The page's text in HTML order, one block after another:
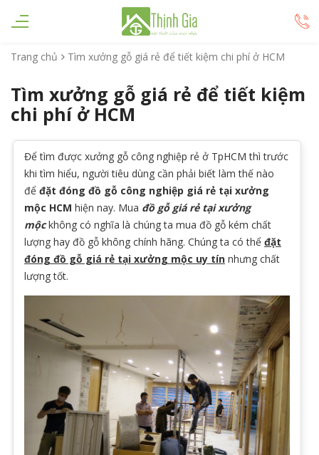
Trang chủ Tìm xưởng gỗ giá rẻ để tiết kiệm chi phí ở HCM
Tìm xưởng gỗ giá rẻ để tiết kiệm
chi phí ở HCM
Để tìm được xưởng gỗ công nghiệp rẻ ở TpHCM thì trước
khi tìm hiểu, người tiêu dùng cần phải biết làm thế nào
để đặt đóng đồ gỗ công nghiệp giá rẻ tại xưởng
mộc HCM hiện nay. Mua đồ gỗ giá rẻ tại xưởng
mộckhông có nghĩa là chúng ta mua đồ gỗ kém chất
lượng hay đồ gỗ không chính hãng. Chúng ta có thể đặt
đóng đồ gỗ giá rẻ tại xưởng mộc uy tín nhưng chất
lượng tốt.